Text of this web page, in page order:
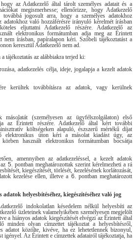
az Adatkezelő által tárolt személyes adatait és a
megismerhesse; ellenőrizze, hogy Adatkezelő
jogosult arra, hogy a személyes adatokhoz
való hozzáférésre irányuló kérelmét írásban
eljuttatni Adatkezelő részére. Adatkezelő az
elektronikus formátumban adja meg az Érintett
nem írásban, papíralapon kéri. Szóbeli tájékoztatást a
keresztül Adatkezelő nem ad.
tájékoztatás az alábbiakra terjed ki:
adatkezelés célja, ideje, jogalapja a kezelt adatok
kerültek továbbításra az adatok, vagy kerülnek
másolatát (személyesen az ügyfélszolgálaton) első
az Érintett részére. Adatkezelő által kért további
költségeken alapuló, észszerű mértékű díjat
elektronikus úton kéri a másolat kiadást úgy, az
használt elektronikus formátumban bocsátja
amennyiben az adatkezeléssel, a kezelt adatok
5. pontban meghatározottak szerint kérelmezheti a rá
kiegészítését, törlését, kezelésének korlátozását,
kezelése ellen, illetve a 6. pontban meghatározott
adatok helyesbítéséhez, kiegészítéséhez való jog
indokolatlan késedelem nélkül helyesbíti az
üzleteinek valamelyikében személyesen megjelölt
a hiányos adatok kiegészítését elvégzi az Érintett által
minden olyan címzettet tájékoztat a helyesbítésről,
adatot közölte, kivéve, ha ez lehetetlennek bizonyul,
igényel. Az Érintett e címzettek adatairól tájékoztatja, ha